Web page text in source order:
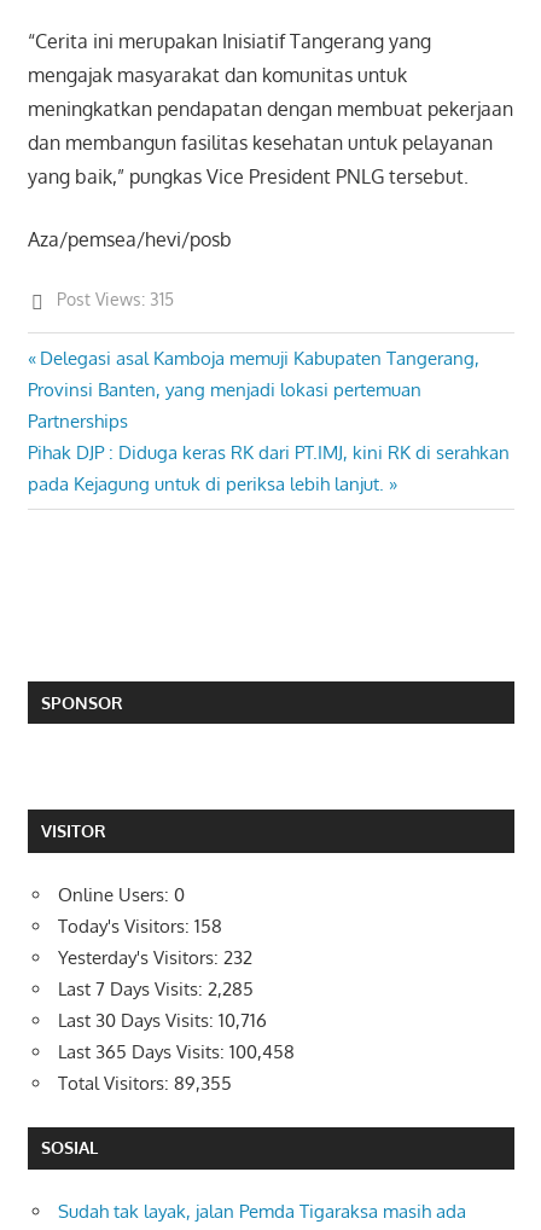
“Cerita ini merupakan Inisiatif Tangerang yang
mengajak masyarakat dan komunitas untuk
meningkatkan pendapatan dengan membuat pekerjaan
dan membangun fasilitas kesehatan untuk pelayanan
yang baik,” pungkas Vice President PNLG tersebut.
Aza/pemsea/hevi/posb
Post Views: 315
Post
navigation
Previous
Post:
Delegasi asal Kamboja memuji Kabupaten Tangerang,
Provinsi Banten, yang menjadi lokasi pertemuan
Partnerships
Next
Post:
Pihak DJP : Diduga keras RK dari PT.IMJ, kini RK di serahkan
pada Kejagung untuk di periksa lebih lanjut.
SPONSOR
VISITOR
Online Users: 0
Today's Visitors: 158
Yesterday's Visitors: 232
Last 7 Days Visits: 2,285
Last 30 Days Visits: 10,716
Last 365 Days Visits: 100,458
Total Visitors: 89,355
SOSIAL
Sudah tak layak, jalan Pemda Tigaraksa masih ada